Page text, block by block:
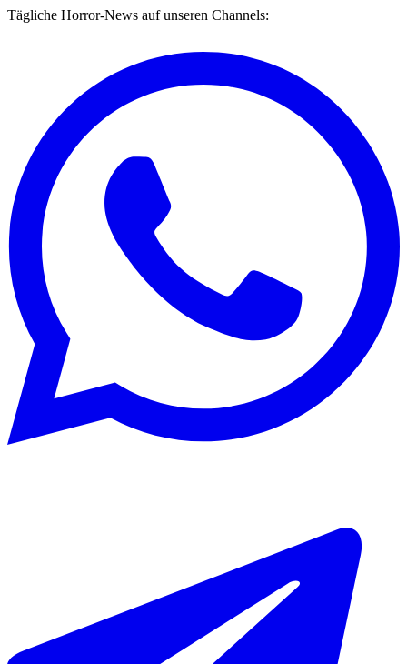
Tägliche Horror-News auf unseren Channels: